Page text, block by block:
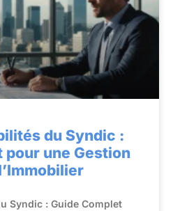
du Syndic :
pour une Gestion
Syndic : Guide Complet